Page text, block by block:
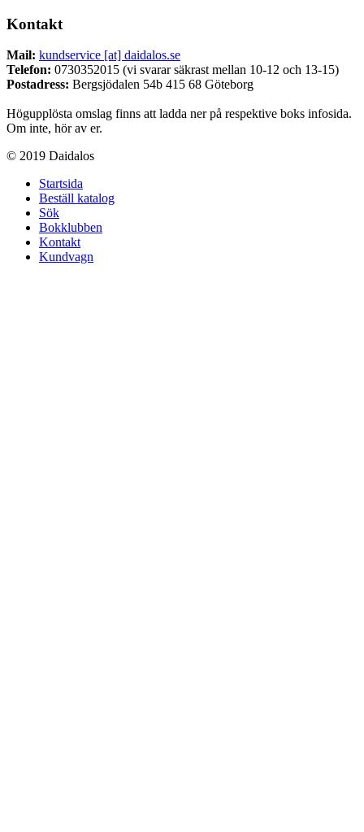
Kontakt
Mail: kundservice [at] daidalos.se
Telefon: 0730352015 (vi svarar säkrast mellan 10-12 och 13-15)
Postadress: Bergsjödalen 54b 415 68 Göteborg
Högupplösta omslag finns att ladda ner på respektive boks infosida.
Om inte, hör av er.
© 2019 Daidalos
Startsida
Beställ katalog
Sök
Bokklubben
Kontakt
Kundvagn